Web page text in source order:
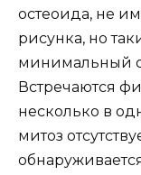
остеоида, не
рисунка, но
минимальный
Встречаются
несколько в
митоз